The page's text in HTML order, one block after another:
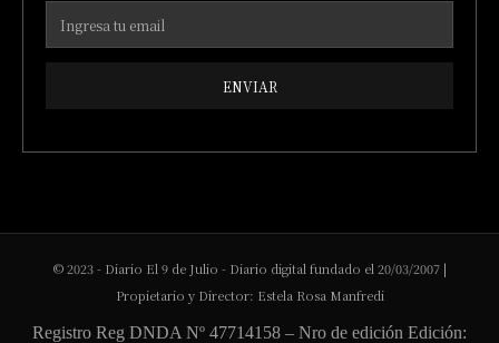
ENVIAR
© 2023 - Diario El 9 de Julio - Diario digital fundado el 20/03/2007 |
Propietario y Director: Estela Rosa Manfredi
Registro Reg DNDA Nº 47714158 – Nro de edición Edición: